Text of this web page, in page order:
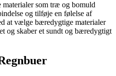
materialer som træ og bomuld
og tilføje en følelse af
at vælge bæredygtige materialer
og skaber et sundt og bæredygtigt